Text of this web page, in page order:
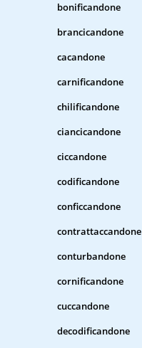
bonificandone
brancicandone
cacandone
carnificandone
chilificandone
ciancicandone
ciccandone
codificandone
conficcandone
contrattaccandone
conturbandone
cornificandone
cuccandone
decodificandone